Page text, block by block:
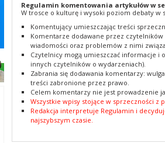
Regulamin komentowania artykułów w
W trosce o kulturę i wysoki poziom debaty w
Komentujący umieszczając treści
Komentarze dodawane przez
wiadomości oraz problemów z nimi
Czytelnicy mogą umieszczać informacje i
innych czytelników o wydarzeniach).
Zabrania się dodawania komentarzy:
treści zabronione przez prawo.
Celem komentarzy nie jest prowadzenie
Wszystkie wpisy stojące w sprzeczności z
Redakcja interpretuje Regulamin i
najszybszym czasie.